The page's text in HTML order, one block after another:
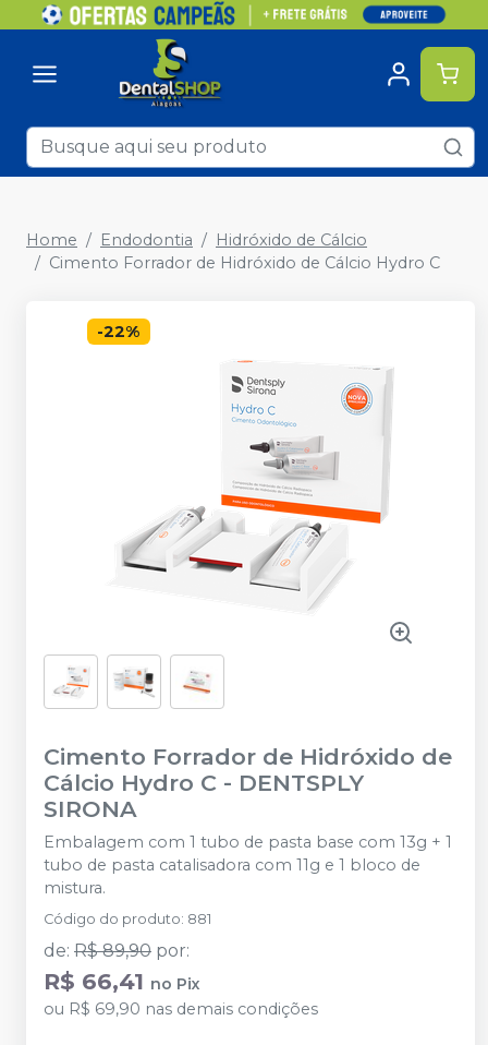
Home Endodontia
Hidróxido de Cálcio
Cimento Forrador de Hidróxido de Cálcio Hydro C
-22%
Cimento Forrador de Hidróxido de
Cálcio Hydro C - DENTSPLY
SIRONA
Embalagem com 1 tubo de pasta base com 13g + 1
tubo de pasta catalisadora com 11g e 1 bloco de
mistura.
Código do produto: 881
de: R$ 89,90 por:
R$ 66,41 no Pix
ou R$ 69,90 nas demais condições